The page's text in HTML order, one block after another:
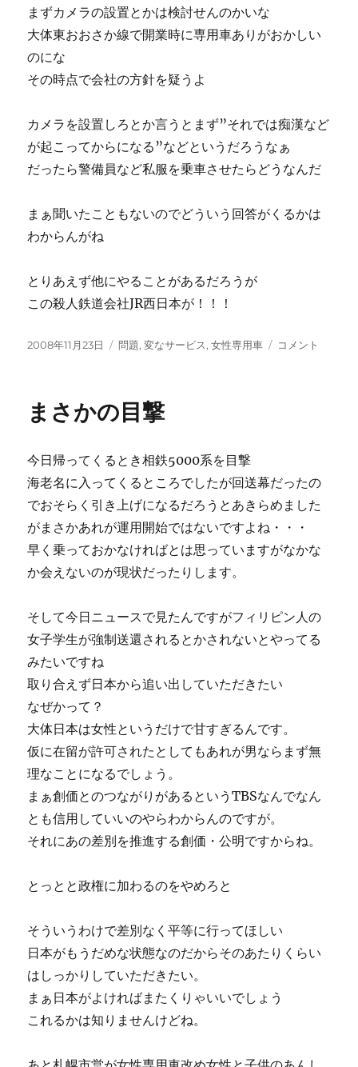
まずカメラの設置とかは検討せんのかいな
大体東おおさか線で開業時に専用車ありがおかしい
のにな
その時点で会社の方針を疑うよ
カメラを設置しろとか言うとまず”それでは痴漢など
が起こってからになる”などというだろうなぁ
だったら警備員など私服を乗車させたらどうなんだ
まぁ聞いたこともないのでどういう回答がくるかは
わからんがね
とりあえず他にやることがあるだろうが
この殺人鉄道会社JR西日本が！！！
投
2008年11月23日
カ
ー
問題,変なサービス,女性専用車
ま
で
に
コメント
まさかの目撃
今日帰ってくるとき相鉄5000系を目撃
海老名に入ってくるところでしたが回送幕だったの
でおそらく引き上げになるだろうとあきらめました
がまさかあれが運用開始ではないですよね・・・
早く乗っておかなければとは思っていますがなかな
か会えないのが現状だったりします。
そして今日ニュースで見たんですがフィリピン人の
女子学生が強制送還されるとかされないとやってる
みたいですね
取り合えず日本から追い出していただきたい
なぜかって？
大体日本は女性というだけで甘すぎるんです。
仮に在留が許可されたとしてもあれが男ならまず無
理なことになるでしょう。
まぁ創価とのつながりがあるというTBSなんでなん
とも信用していいのやらわからんのですが。
それにあの差別を推進する創価・公明ですからね。
とっとと政権に加わるのをやめろと
そういうわけで差別なく平等に行ってほしい
日本がもうだめな状態なのだからそのあたりくらい
はしっかりしていただきたい。
まぁ日本がよければまたくりゃいいでしょう
これるかは知りませんけどね。